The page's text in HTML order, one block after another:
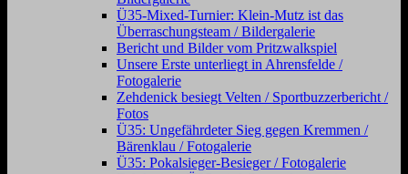
Ü35-Mixed-Turnier: Klein-Mutz ist das
Überraschungsteam / Bildergalerie
Bericht und Bilder vom Pritzwalkspiel
Unsere Erste unterliegt in Ahrensfelde /
Fotogalerie
Zehdenick besiegt Velten / Sportbuzzerbericht /
Fotos
Ü35: Ungefährdeter Sieg gegen Kremmen /
Bärenklau / Fotogalerie
Ü35: Pokalsieger-Besieger / Fotogalerie